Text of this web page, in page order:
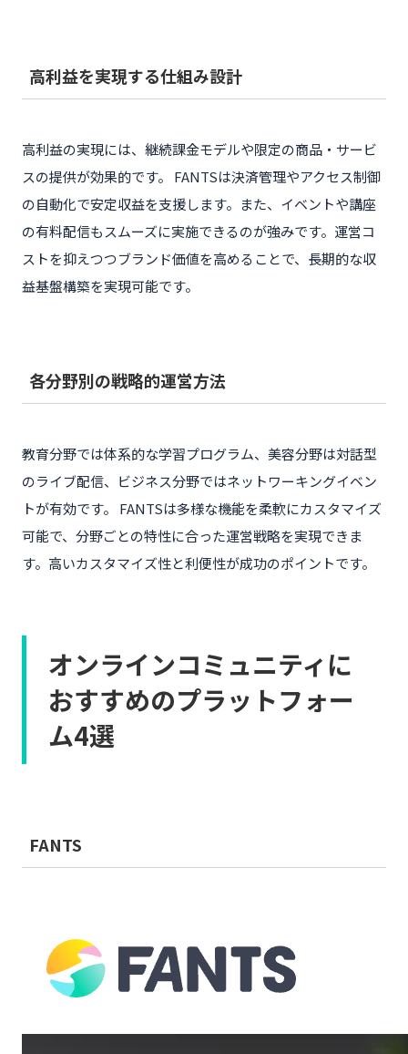
高利益を実現する仕組み設計
高利益の実現には、継続課金モデルや限定の商品・サービ
スの提供が効果的です。 FANTSは決済管理やアクセス制御
の自動化で安定収益を支援します。また、イベントや講座
の有料配信もスムーズに実施できるのが強みです。運営コ
ストを抑えつつブランド価値を高めることで、長期的な収
益基盤構築を実現可能です。
各分野別の戦略的運営方法
教育分野では体系的な学習プログラム、美容分野は対話型
のライブ配信、ビジネス分野ではネットワーキングイベン
トが有効です。 FANTSは多様な機能を柔軟にカスタマイズ
可能で、分野ごとの特性に合った運営戦略を実現できま
す。高いカスタマイズ性と利便性が成功のポイントです。
オンラインコミュニティに
おすすめのプラットフォー
ム4選
FANTS